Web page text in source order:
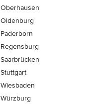
Oberhausen
Oldenburg
Paderborn
Regensburg
Saarbrücken
Stuttgart
Wiesbaden
Würzburg